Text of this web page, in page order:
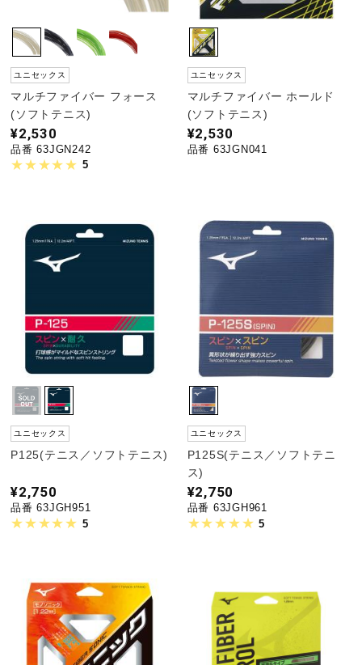
ユニセックス
マルチファイバー フォース
(ソフトテニス)
¥2,530
品番 63JGN242
5
ユニセックス
マルチファイバー ホールド
(ソフトテニス)
¥2,530
品番 63JGN041
ユニセックス
P125(テニス／ソフトテニス)
¥2,750
品番 63JGH951
5
ユニセックス
P125S(テニス／ソフトテニ
ス)
¥2,750
品番 63JGH961
5